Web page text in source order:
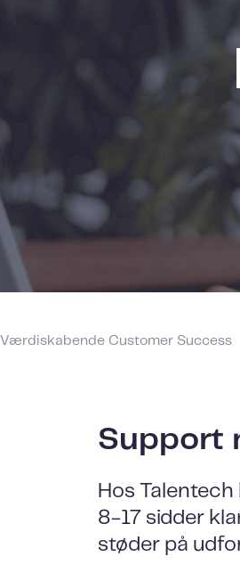
Værdiskabende Customer Success
Support
Hos
8-17 sidder
støder på